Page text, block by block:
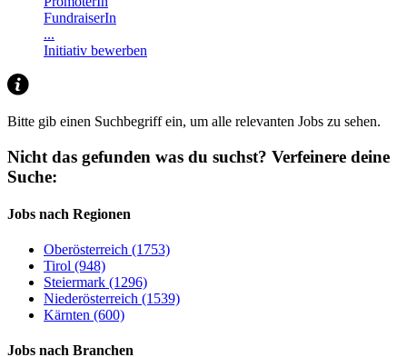
FundraiserIn
...
Initiativ bewerben
Bitte gib einen Suchbegriff ein, um alle relevanten Jobs zu sehen.
Nicht das gefunden was du suchst? Verfeinere deine
Suche:
Jobs nach Regionen
Oberösterreich (1753)
Tirol (948)
Steiermark (1296)
Niederösterreich (1539)
Kärnten (600)
Jobs nach Branchen